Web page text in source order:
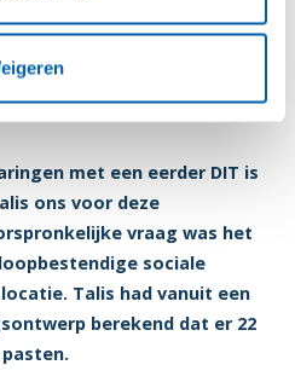
mee over
met een eerder DIT is
ons voor deze
vraag was het
sociale
Talis had vanuit een
berekend dat er 22